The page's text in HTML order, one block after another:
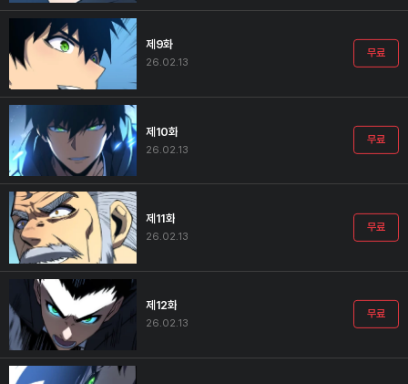
제9화
26.02.13
무료
제10화
26.02.13
무료
제11화
26.02.13
무료
제12화
26.02.13
무료